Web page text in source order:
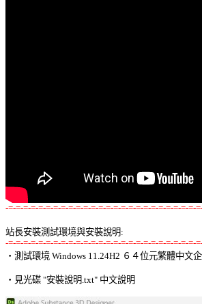
-=-=-=-=-=-=-=-=-=-=-=-=-=-=-=-=-=-=-=-=-=-=-=-=-=-
站長安裝測試環境與安裝說明:
-=-=-=-=-=-=-=-=-=-=-=-=-=-=-=-=-=-=-=-=-=-=-=-=-=-
‧測試環境 Windows 11.24H2 ６４位元繁體中文
‧見光碟 "安裝說明.txt" 中文說明